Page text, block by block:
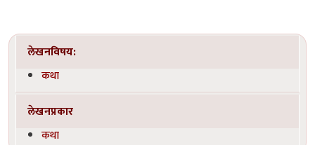
लेखनविषय:
कथा
लेखनप्रकार
कथा